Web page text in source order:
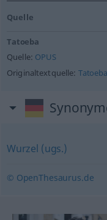
Quelle
Tatoeba
Quelle: OPUS
Originaltextquelle: Tatoeba
Wurzel (ugs.)
© OpenThesaurus.de